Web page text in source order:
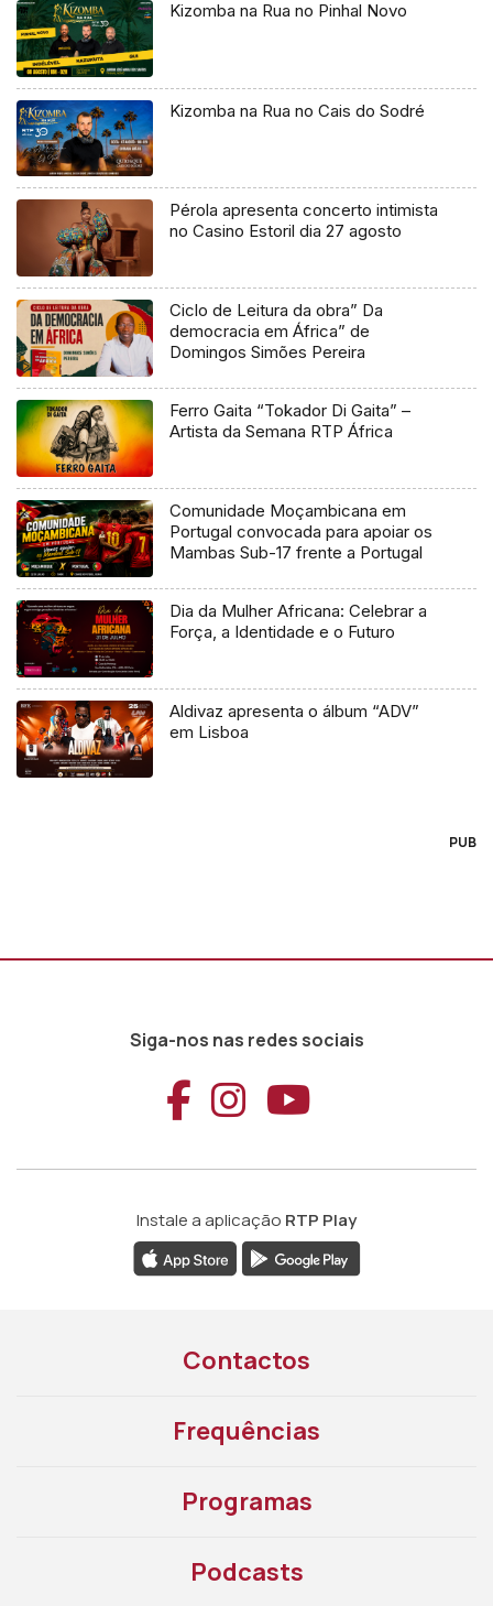
Kizomba na Rua no Pinhal Novo
Kizomba na Rua no Cais do Sodré
Pérola apresenta concerto intimista
no Casino Estoril dia 27 agosto
Ciclo de Leitura da obra” Da
democracia em África” de
Domingos Simões Pereira
Ferro Gaita “Tokador Di Gaita” –
Artista da Semana RTP África
Comunidade Moçambicana em
Portugal convocada para apoiar os
Mambas Sub-17 frente a Portugal
Dia da Mulher Africana: Celebrar a
Força, a Identidade e o Futuro
Aldivaz apresenta o álbum “ADV”
em Lisboa
PUB
Siga-nos nas redes sociais
Aceder ao
Aceder ao
Aceder
Instale a aplicação RTP Play
Contactos
Frequências
Programas
Podcasts